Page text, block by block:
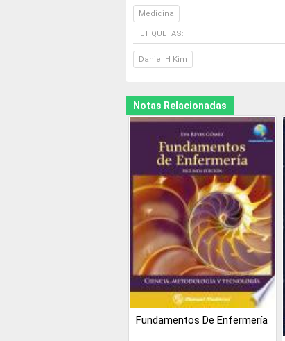
Medicina
ETIQUETAS:
Daniel H Kim
Notas Relacionadas
Fundamentos De Enfermería